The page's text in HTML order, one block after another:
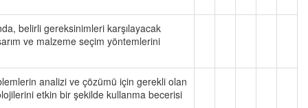
belirli gereksinimleri karşılayacak
ve malzeme seçim yöntemlerini
analizi ve çözümü için gerekli olan
etkin bir şekilde kullanma becerisi